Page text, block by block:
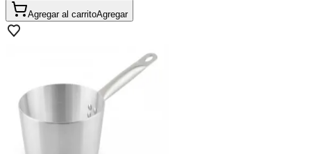
Agregar al carritoAgregar